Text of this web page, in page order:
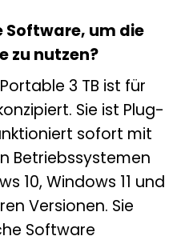
Software, um die
zu nutzen?
3 TB ist für
Sie ist Plug-
sofort mit
Betriebssystemen
10, Windows 11 und
Versionen. Sie
Software